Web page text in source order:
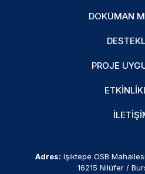
DOKÜMAN
PROJE
Adres: Işıktepe OSB
16215 Nilüfer /